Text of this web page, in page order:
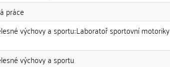
práce
výchovy a sportu::Laboratoř sportovní motoriky
výchovy a sportu